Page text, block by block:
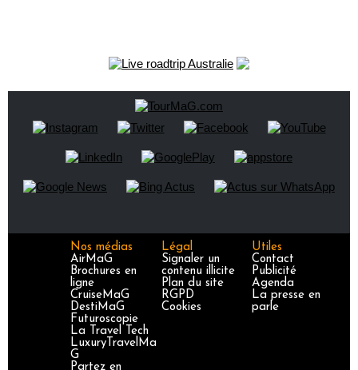
Nos médias
AirMaG
Brochures en
ligne
CruiseMaG
DestiMaG
Futuroscopie
La Travel Tech
LuxuryTravelMa
G
Partez en
Légal
Signaler un
contenu illicite
Plan du site
RGPD
Cookies
Utiles
Contact
Publicité
Agenda
La presse en
parle